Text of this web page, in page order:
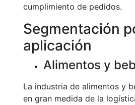
cumplimiento de pedidos.
Segmentación
aplicación
Alimentos y
La industria de alimentos y
en gran medida de la